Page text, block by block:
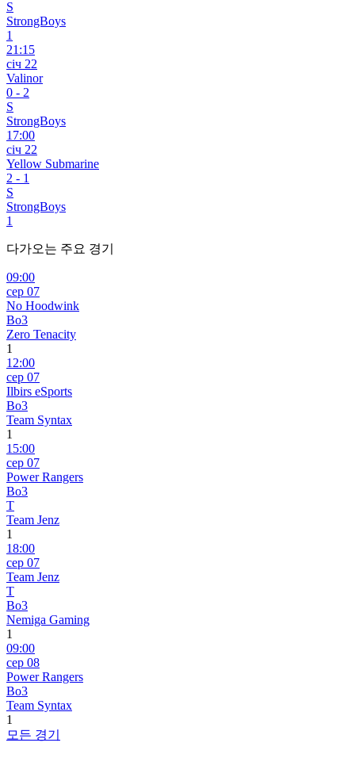
S
StrongBoys
1
21:15
січ 22
Valinor
0 - 2
S
StrongBoys
17:00
січ 22
Yellow Submarine
2 - 1
S
StrongBoys
1
다가오는 주요 경기
09:00
сер 07
No Hoodwink
Bo3
Zero Tenacity
1
12:00
сер 07
Ilbirs eSports
Bo3
Team Syntax
1
15:00
сер 07
Power Rangers
Bo3
T
Team Jenz
1
18:00
сер 07
Team Jenz
T
Bo3
Nemiga Gaming
1
09:00
сер 08
Power Rangers
Bo3
Team Syntax
1
모든 경기